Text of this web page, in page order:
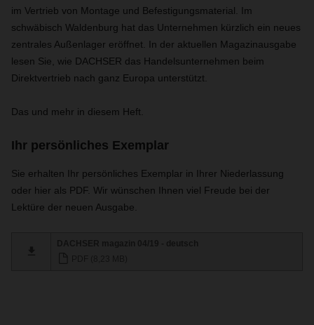
im Vertrieb von Montage und Befestigungsmaterial. Im
schwäbisch Waldenburg hat das Unternehmen kürzlich ein neues
zentrales Außenlager eröffnet. In der aktuellen Magazinausgabe
lesen Sie, wie DACHSER das Handelsunternehmen beim
Direktvertrieb nach ganz Europa unterstützt.
Das und mehr in diesem Heft.
Ihr persönliches Exemplar
Sie erhalten Ihr persönliches Exemplar in Ihrer Niederlassung
oder hier als PDF. Wir wünschen Ihnen viel Freude bei der
Lektüre der neuen Ausgabe.